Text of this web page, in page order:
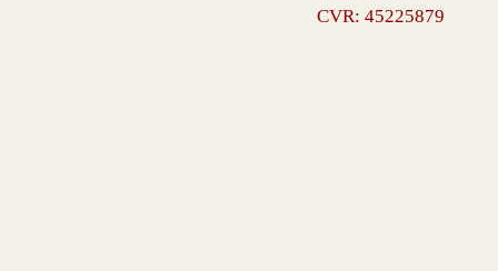
CVR: 45225879